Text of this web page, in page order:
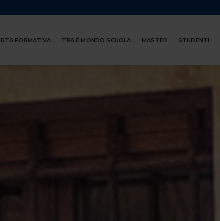
FORMATIVA TFA E MONDO SCUOLA MASTER STUDENTI